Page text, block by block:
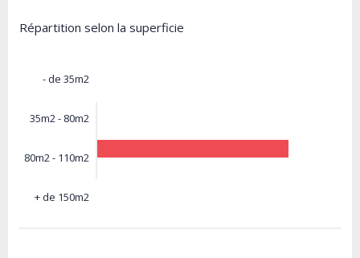
Répartition selon la superficie
- de 35m2
35m2 - 80m2
80m2 - 110m2
+ de 150m2